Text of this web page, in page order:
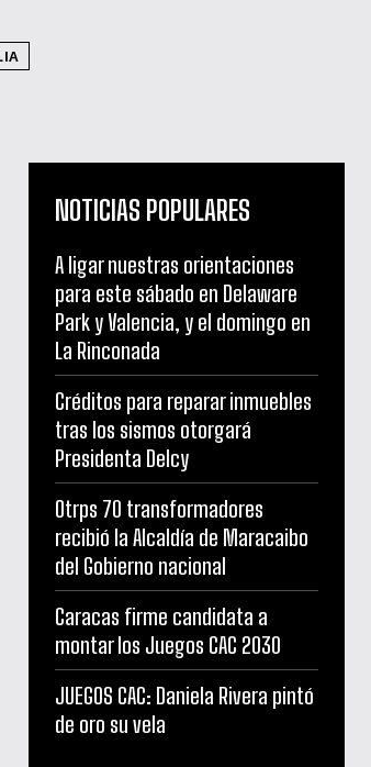
NOTICIAS POPULARES
A ligar nuestras orientaciones
para este sábado en Delaware
Park y Valencia, y el domingo en
La Rinconada
Créditos para reparar inmuebles
tras los sismos otorgará
Presidenta Delcy
Otrps 70 transformadores
recibió la Alcaldía de Maracaibo
del Gobierno nacional
Caracas firme candidata a
montar los Juegos CAC 2030
JUEGOS CAC: Daniela Rivera pintó
de oro su vela